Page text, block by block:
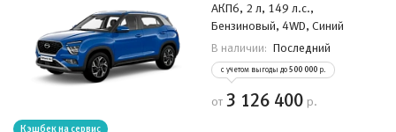
АКП6, 2 л, 149 л.с.,
Бензиновый, 4WD, Синий
В наличии: Последний
с учетом выгоды до 500 000 р.
от 3 126 400 р.
Кэшбек на сервис